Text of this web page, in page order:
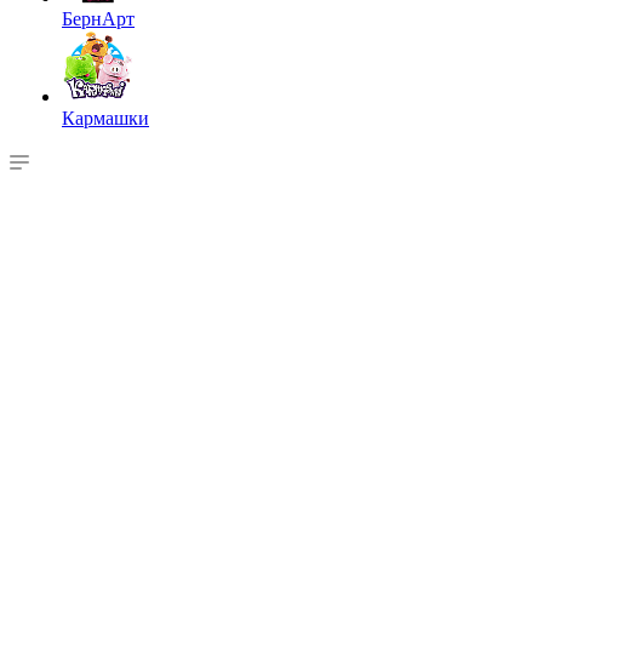
БернАрт
Кармашки